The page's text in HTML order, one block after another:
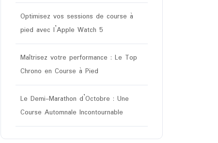
Optimisez vos sessions de course à
pied avec l’Apple Watch 5
Maîtrisez votre performance : Le Top
Chrono en Course à Pied
Le Demi-Marathon d’Octobre : Une
Course Automnale Incontournable